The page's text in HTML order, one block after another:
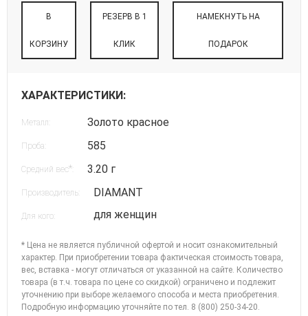
В
КОРЗИНУ
РЕЗЕРВ В 1
КЛИК
НАМЕКНУТЬ НА
ПОДАРОК
ХАРАКТЕРИСТИКИ:
Металл: Золото красное
Проба: 585
Средний вес* 3.20 г
Производитель: DIAMANT
Для кого: для женщин
* Цена не является публичной офертой и носит ознакомительный
характер. При приобретении товара фактическая стоимость товара,
вес, вставка - могут отличаться от указанной на сайте. Количество
товара (в т.ч. товара по цене со скидкой) ограничено и подлежит
уточнению при выборе желаемого способа и места приобретения.
Подробную информацию уточняйте потел. 8 (800) 250-34-20